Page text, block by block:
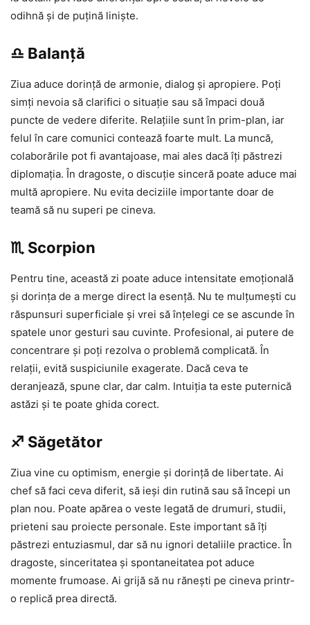
odihnă și de puțină liniște.
♎ Balanță
Ziua aduce dorință de armonie, dialog și apropiere. Poți
simți nevoia să clarifici o situație sau să împaci două
puncte de vedere diferite. Relațiile sunt în prim-plan, iar
felul în care comunici contează foarte mult. La muncă,
colaborările pot fi avantajoase, mai ales dacă îți păstrezi
diplomația. În dragoste, o discuție sinceră poate aduce mai
multă apropiere. Nu evita deciziile importante doar de
teamă să nu superi pe cineva.
♏ Scorpion
Pentru tine, această zi poate aduce intensitate emoțională
și dorința de a merge direct la esență. Nu te mulțumești cu
răspunsuri superficiale și vrei să înțelegi ce se ascunde în
spatele unor gesturi sau cuvinte. Profesional, ai putere de
concentrare și poți rezolva o problemă complicată. În
relații, evită suspiciunile exagerate. Dacă ceva te
deranjează, spune clar, dar calm. Intuiția ta este puternică
astăzi și te poate ghida corect.
♐ Săgetător
Ziua vine cu optimism, energie și dorință de libertate. Ai
chef să faci ceva diferit, să ieși din rutină sau să începi un
plan nou. Poate apărea o veste legată de drumuri, studii,
prieteni sau proiecte personale. Este important să îți
păstrezi entuziasmul, dar să nu ignori detaliile practice. În
dragoste, sinceritatea și spontaneitatea pot aduce
momente frumoase. Ai grijă să nu rănești pe cineva printr-
o replică prea directă.